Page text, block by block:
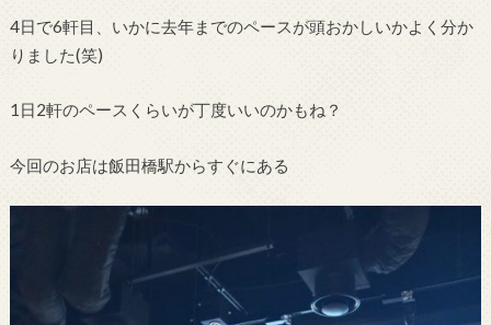
4日で6軒目、いかに去年までのペースが頭おかしいかよく分か
りました(笑)
1日2軒のペースくらいが丁度いいのかもね？
今回のお店は飯田橋駅からすぐにある